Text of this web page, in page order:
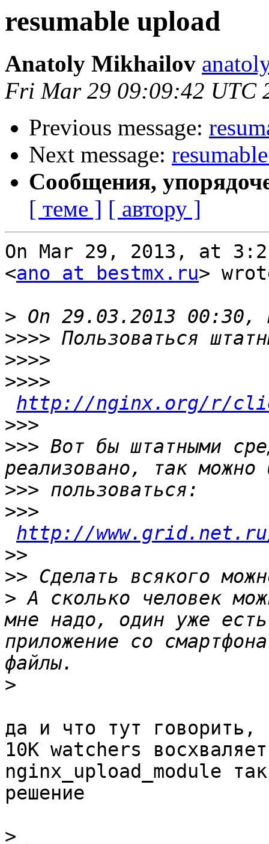
resumable upload
Anatoly Mikhailov
Fri Mar 29 09:09:42 UTC
Previous message:
Next message:
Сообщения,
[ теме ] [ автору ]
On Mar 29, 2013, at
<ano at bestmx.ru>
>
>>>>
>>>>
>>>>
http://nginx.org/r/
>>>
>>> Вот бы штатными
>>>
>>>
http://
>>
>>
> А сколько человек
мне надо, один уже
приложение со
>
да и что тут говорить,
10K watchers
nginx_upload_module
решение
>